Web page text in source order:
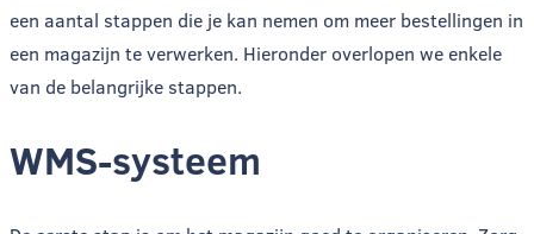
een aantal stappen die je kan nemen om meer bestellingen in
een magazijn te verwerken. Hieronder overlopen we enkele
van de belangrijke stappen.
WMS-systeem